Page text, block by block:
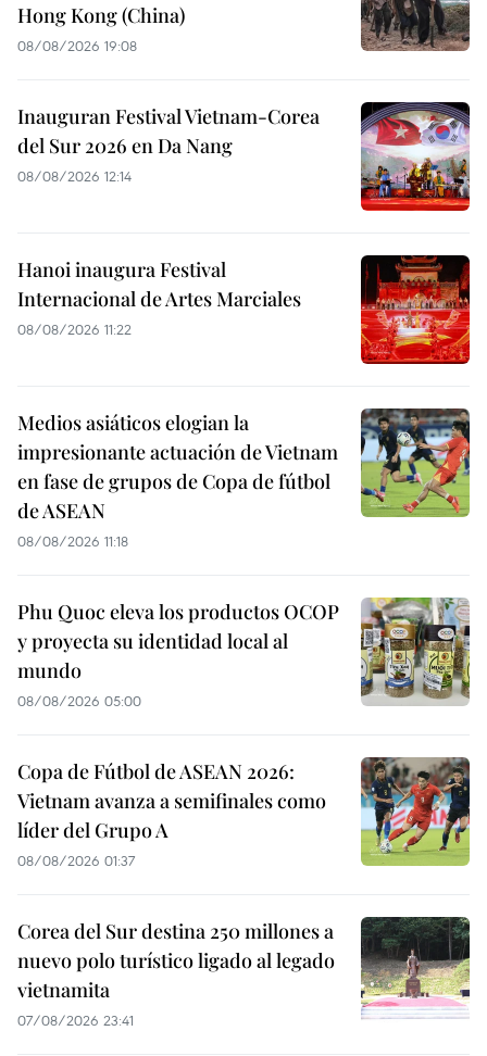
Hong Kong (China)
08/08/2026 19:08
Inauguran Festival Vietnam-Corea
del Sur 2026 en Da Nang
08/08/2026 12:14
Hanoi inaugura Festival
Internacional de Artes Marciales
08/08/2026 11:22
Medios asiáticos elogian la
impresionante actuación de Vietnam
en fase de grupos de Copa de fútbol
de ASEAN
08/08/2026 11:18
Phu Quoc eleva los productos OCOP
y proyecta su identidad local al
mundo
08/08/2026 05:00
Copa de Fútbol de ASEAN 2026:
Vietnam avanza a semifinales como
líder del Grupo A
08/08/2026 01:37
Corea del Sur destina 250 millones a
nuevo polo turístico ligado al legado
vietnamita
07/08/2026 23:41